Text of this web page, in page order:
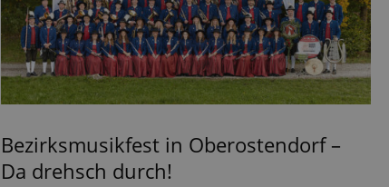
Bezirksmusikfest in Oberostendorf –
Da drehsch durch!